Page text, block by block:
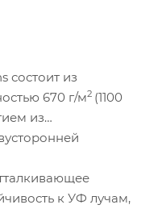
состоит из
670 г/м2 (1100
из
к УФ лучам,